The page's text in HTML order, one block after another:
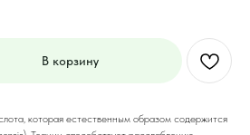
В корзину
которая естественным образом содержится